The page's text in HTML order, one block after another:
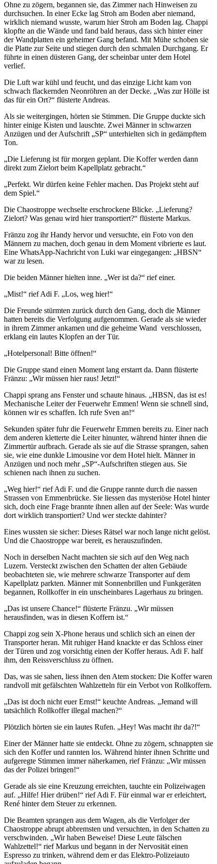
Ohne zu zögern, begannen sie, das Zimmer nach Hinweisen zu
durchsuchen. In einer Ecke lag Stroh am Boden aber niemand,
wirklich niemand wusste, warum hier Stroh am Boden lag. Chappi
klopfte an die Wände und fand bald heraus, dass sich hinter einer
der Wandplatten ein geheimer Gang befand. Mit Mühe schoben sie
die Platte zur Seite und stiegen durch den schmalen Durchgang. Er
führte in einen düsteren Gang, der scheinbar unter dem Hotel
verlief.
Die Luft war kühl und feucht, und das einzige Licht kam von
schwach flackernden Neonröhren an der Decke. „Was zur Hölle ist
das für ein Ort?“ flüsterte Andreas.
Als sie weitergingen, hörten sie Stimmen. Die Gruppe duckte sich
hinter einige Kisten und lauschte. Zwei Männer in schwarzen
Anzügen und der Aufschrift „SP“ unterhielten sich in gedämpftem
Ton.
„Die Lieferung ist für morgen geplant. Die Koffer werden dann
direkt zum Zielort beim Kapellplatz gebracht.“
„Perfekt. Wir dürfen keine Fehler machen. Das Projekt steht auf
dem Spiel.“
Die Chaostroppe wechselte erschrockene Blicke. „Lieferung?
Zielort? Was genau wird hier transportiert?“ flüsterte Markus.
Fränzu zog ihr Handy hervor und versuchte, ein Foto von den
Männern zu machen, doch genau in dem Moment vibrierte es laut.
Eine WhatsApp-Nachricht von Luki war eingegangen: „HBSN“
war zu lesen.
Die beiden Männer hielten inne. „Wer ist da?“ rief einer.
„Mist!“ rief Adi F. „Los, weg hier!“
Die Freunde stürmten zurück durch den Gang, doch die Männer
hatten bereits die Verfolgung aufgenommen. Gerade als sie wieder
in ihrem Zimmer ankamen und die geheime Wand verschlossen,
erklang ein lautes Klopfen an der Tür.
„Hotelpersonal! Bitte öffnen!“
Die Gruppe stand einen Moment lang erstarrt da. Dann flüsterte
Fränzu: „Wir müssen hier raus! Jetzt!“
Chappi sprang ans Fenster und schaute hinaus. „HBSN, das ist es!
Mechanische Leiter der Feuerwehr Emmen! Wenn sie schnell sind,
können wir es schaffen. Ich rufe Sven an!“
Sekunden später fuhr die Feuerwehr Emmen bereits zu. Einer nach
dem anderen kletterte die Leiter hinunter, während hinter ihnen die
Zimmertür aufbrach. Gerade als sie auf die Strasse sprangen, sahen
sie, wie eine dunkle Limousine vor dem Hotel hielt. Männer in
Anzügen und noch mehr „SP“-Aufschriften stiegen aus. Sie
schienen nach ihnen zu suchen.
„Weg hier!“ rief Adi F. und die Gruppe rannte durch die nassen
Strassen von Emmenbrücke. Sie liessen das mysteriöse Hotel hinter
sich, doch eine Frage brannte ihnen allen auf der Seele: Was wurde
dort wirklich transportiert? Und wer steckte dahinter?
Eines wussten sie sicher: Dieses Rätsel war noch lange nicht gelöst.
Und die Chaostroppe war bereit, es herauszufinden.
Noch in derselben Nacht machten sie sich auf den Weg nach
Luzern. Versteckt zwischen den Schatten der alten Gebäude
beobachteten sie, wie mehrere schwarze Transporter auf dem
Kapellplatz parkten. Männer mit Sonnenbrillen und Funkgeräten
begannen, Rollkoffer in ein unscheinbares Lagerhaus zu bringen.
„Das ist unsere Chance!“ flüsterte Fränzu. „Wir müssen
herausfinden, was in diesen Koffern ist.“
Chappi zog sein X-Phone heraus und schlich sich an einen der
Transporter heran. Mit ruhiger Hand knackte er das Schloss einer
der Türen und zog vorsichtig einen der Koffer heraus. Adi F. half
ihm, den Reissverschluss zu öffnen.
Das, was sie sahen, liess ihnen den Atem stocken: Die Koffer waren
randvoll mit gefälschten Wahlzetteln für ein Verbot von Rollkoffern.
„Das ist doch nicht euer Ernst!“ keuchte Andreas. „Jemand will
tatsächlich Rollkoffer illegal machen?“
Plötzlich hörten sie ein lautes Rufen. „Hey! Was macht ihr da?!“
Einer der Männer hatte sie entdeckt. Ohne zu zögern, schnappten sie
sich den Koffer und rannten los. Während hinter ihnen Schritte und
aufgeregte Stimmen immer näherkamen, rief Fränzu: „Wir müssen
das der Polizei bringen!“
Gerade als sie eine Kreuzung erreichten, tauchte ein Polizeiwagen
auf. „Hilfe! Hier drüben!“ rief Adi F. Für einmal war er erleichtert,
René hinter dem Steuer zu erkennen.
Die Beamten sprangen aus dem Wagen, als die Verfolger der
Chaostroppe abrupt abbremsten und versuchten, in den Schatten zu
verschwinden. „Wir haben Beweise! Diese Leute fälschen
Wahlzettel!“ rief Markus und begann in der Nervosität einen
Espresso zu trinken, während dem er das Elektro-Polizeiauto